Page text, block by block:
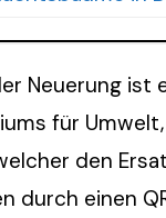
Neuerung ist
für
den
durch einen